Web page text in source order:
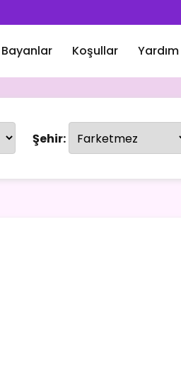
Bayanlar Koşullar Yardım
Şehir: